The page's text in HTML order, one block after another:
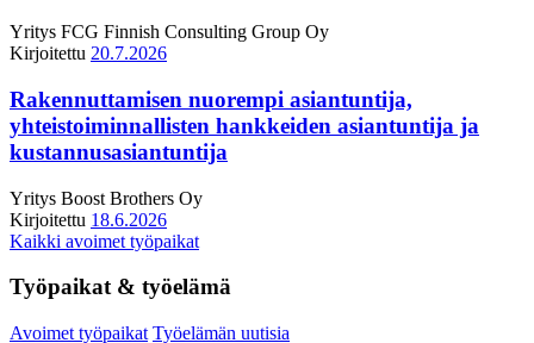
Yritys FCG Finnish Consulting Group Oy
Kirjoitettu 20.7.2026
Rakennuttamisen nuorempi asiantuntija,
yhteistoiminnallisten hankkeiden asiantuntija ja
kustannusasiantuntija
Yritys Boost Brothers Oy
Kirjoitettu 18.6.2026
Kaikki avoimet työpaikat
Työpaikat & työelämä
Avoimet työpaikat Työelämän uutisia